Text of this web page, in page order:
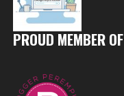
PROUD MEMBER OF